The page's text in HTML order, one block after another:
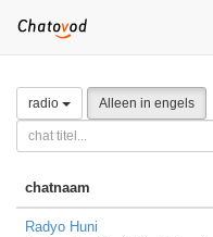
radio Alleen in engels
chatnaam
Radyo Huni